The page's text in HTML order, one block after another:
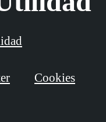
Cookies